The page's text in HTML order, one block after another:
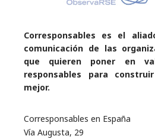
Corresponsables es el
comunicación de las
que quieren poner en
responsables para
mejor.
Corresponsables en España
Vía Augusta, 29